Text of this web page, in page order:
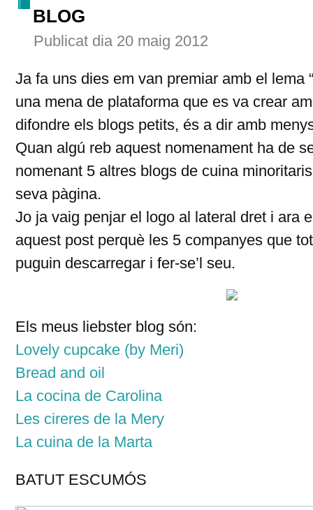
BLOG
Publicat dia 20 maig 2012
Ja fa uns dies em van premiar amb el lema
una mena de plataforma que es va crear
difondre els blogs petits, és a dir amb
Quan algú reb aquest nomenament ha de
nomenant 5 altres blogs de cuina
seva pàgina.
Jo ja vaig penjar el logo al lateral dret i ara
aquest post perquè les 5 companyes que
puguin descarregar i fer-se’l seu.
Els meus liebster blog són:
Lovely cupcake (by Meri)
Bread and oil
La cocina de Carolina
Les cireres de la Mery
La cuina de la Marta
BATUT ESCUMÓS